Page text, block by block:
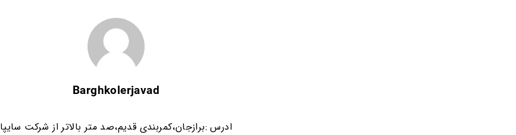
Barghkolerjavad
ادرس :برازجان،کمربندی قدیم،صد متر بالاتر از شرکت سایپا